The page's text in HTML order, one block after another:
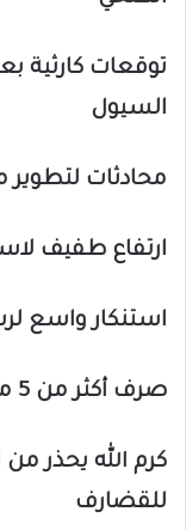
توقعات كارثية
السيول
محادثات
ارتفاع طفيف
استنكار واسع
صرف أكثر من 5 مليارات جنيه للتنمية بودمدني
كرم الله يحذر من
للقضارف